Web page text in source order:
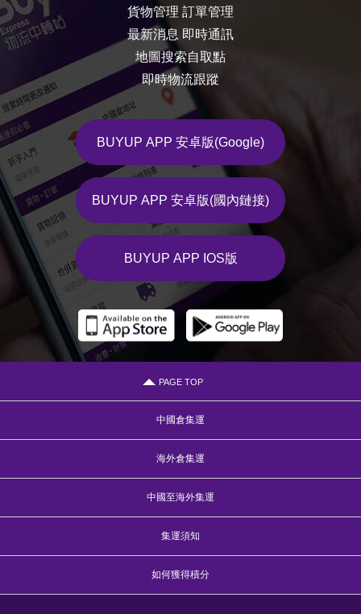
貨物管理 訂單管理
最新消息 即時通訊
地圖搜索自取點
即時物流跟蹤
BUYUP APP 安卓版(Google)
BUYUP APP 安卓版(國內鏈接)
BUYUP APP IOS版
PAGE TOP
中國倉集運
海外倉集運
中國至海外集運
集運須知
如何獲得積分